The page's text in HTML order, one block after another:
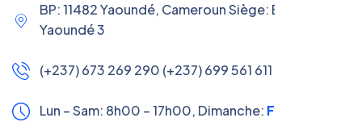
BP: 11482 Yaoundé, Cameroun Siège: Efoulan,
Yaoundé 3
(+237) 673 269 290 (+237) 699 561 611
Lun – Sam: 8h00 – 17h00, Dimanche: Fermé